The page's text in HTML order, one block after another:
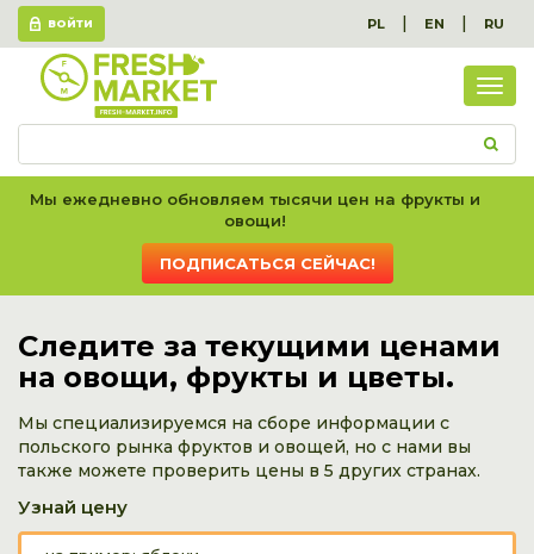
ВОЙТИ PL | EN | RU
вес
Мы ежедневно обновляем тысячи цен на фрукты и
овощи!
ПОДПИСАТЬСЯ СЕЙЧАС!
Следите за текущими ценами
на овощи, фрукты и цветы.
Мы специализируемся на сборе информации с
польского рынка фруктов и овощей, но с нами вы
также можете проверить цены в 5 других странах.
Узнай цену